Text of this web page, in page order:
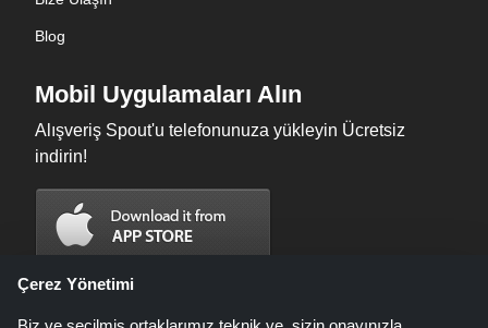
Blog
Mobil Uygulamaları Alın
Alışveriş Spout'u telefonunuza yükleyin Ücretsiz
indirin!
Çerez Yönetimi